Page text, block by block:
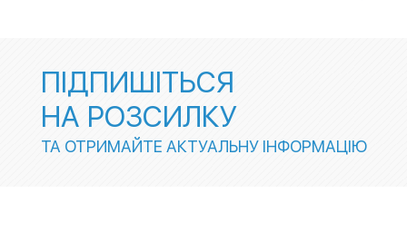
ПІДПИШІТЬСЯ
НА РОЗСИЛКУ
ТА ОТРИМАЙТЕ АКТУАЛЬНУ ІНФОРМАЦІЮ